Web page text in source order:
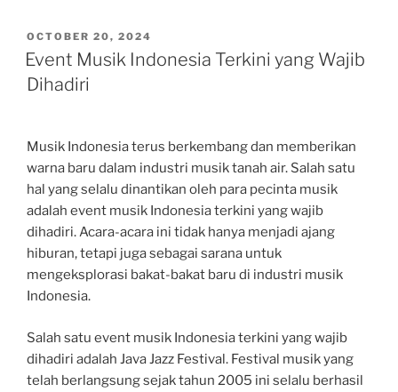
POSTED
ON
OCTOBER 20, 2024
Event Musik Indonesia Terkini yang Wajib
Dihadiri
Musik Indonesia terus berkembang dan memberikan
warna baru dalam industri musik tanah air. Salah satu
hal yang selalu dinantikan oleh para pecinta musik
adalah event musik Indonesia terkini yang wajib
dihadiri. Acara-acara ini tidak hanya menjadi ajang
hiburan, tetapi juga sebagai sarana untuk
mengeksplorasi bakat-bakat baru di industri musik
Indonesia.
Salah satu event musik Indonesia terkini yang wajib
dihadiri adalah Java Jazz Festival. Festival musik yang
telah berlangsung sejak tahun 2005 ini selalu berhasil